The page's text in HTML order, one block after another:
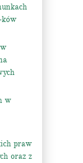
ków
w
praw
oraz z